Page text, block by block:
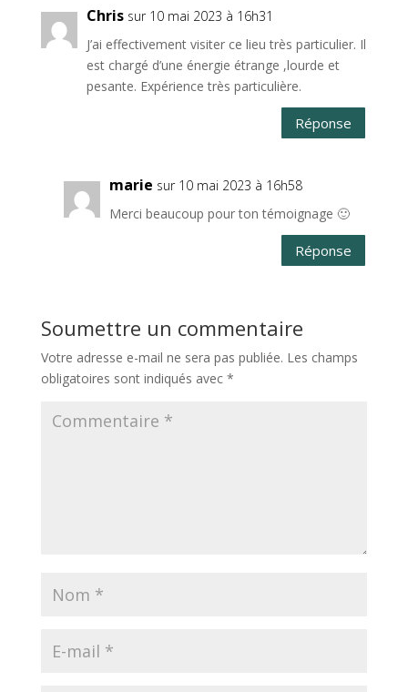
Chris sur 10 mai 2023 à 16h31
J’ai effectivement visiter ce lieu très particulier. Il
est chargé d’une énergie étrange ,lourde et
pesante. Expérience très particulière.
Réponse
marie sur 10 mai 2023 à 16h58
Merci beaucoup pour ton témoignage 🙂
Réponse
Soumettre un commentaire
Votre adresse e-mail ne sera pas publiée. Les champs
obligatoires sont indiqués avec *